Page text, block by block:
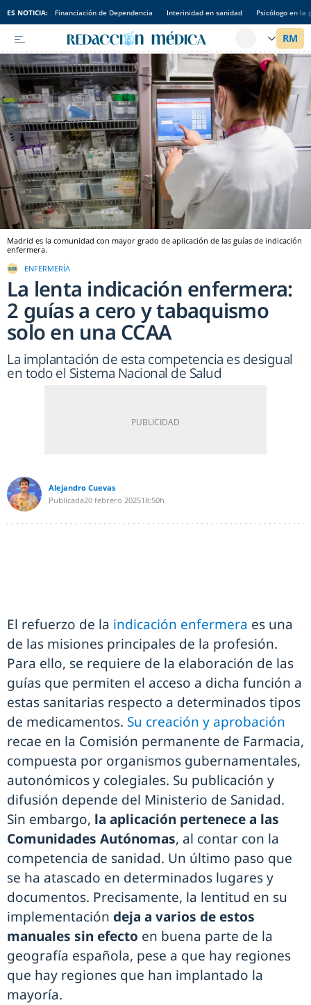
ES NOTICIA: Financiación de Dependencia Interinidad en sanidad Psicólogo en la
Madrid es la comunidad con mayor grado de aplicación de las guías de indicación
enfermera.
ENFERMERÍA
La lenta indicación enfermera:
2 guías a cero y tabaquismo
solo en una CCAA
La implantación de esta competencia es desigual
en todo el Sistema Nacional de Salud
Alejandro Cuevas
Publicada20 febrero 202518:50h
El refuerzo de la indicación enfermera es una
de las misiones principales de la profesión.
Para ello, se requiere de la elaboración de las
guías que permiten el acceso a dicha función a
estas sanitarias respecto a determinados tipos
de medicamentos. Su creación y aprobación
recae en la Comisión permanente de Farmacia,
compuesta por organismos gubernamentales,
autonómicos y colegiales. Su publicación y
difusión depende del Ministerio de Sanidad.
Sin embargo, la aplicación pertenece a las
Comunidades Autónomas, al contar con la
competencia de sanidad. Un último paso que
se ha atascado en determinados lugares y
documentos. Precisamente, la lentitud en su
implementación deja a varios de estos
manuales sin efecto en buena parte de la
geografía española, pese a que hay regiones
que hay regiones que han implantado la
mayoría.